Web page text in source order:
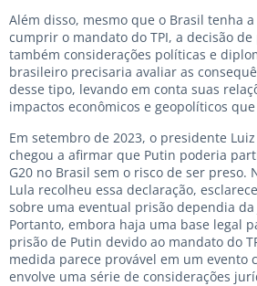
Além disso, mesmo que o Brasil tenha
cumprir o mandato do TPI, a decisão
também considerações políticas e
brasileiro precisaria avaliar as
desse tipo, levando em conta suas
impactos econômicos e geopolíticos
Em setembro de 2023, o presidente
chegou a afirmar que Putin poderia
G20 no Brasil sem o risco de ser preso.
Lula recolheu essa declaração,
sobre uma eventual prisão dependia
Portanto, embora haja uma base legal
prisão de Putin devido ao mandato do
medida parece provável em um evento
envolve uma série de considerações